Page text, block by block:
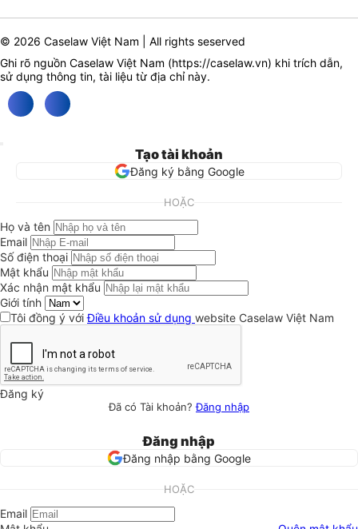
© 2026 Caselaw Việt Nam | All rights seserved
Ghi rõ nguồn Caselaw Việt Nam (https://caselaw.vn) khi trích dẫn,
sử dụng thông tin, tài liệu từ địa chỉ này.
Tạo tài khoản
Đăng ký bằng Google
HOẶC
Họ và tên
Email
Số điện thoại
Mật khẩu
Xác nhận mật khẩu
Giới tính
Tôi đồng ý vớiĐiều khoản sử dụng website Caselaw Việt Nam
Đăng ký
Đã có Tài khoản?Đăng nhập
Đăng nhập
Đăng nhập bằng Google
HOẶC
Email